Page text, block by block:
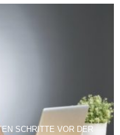
SCHRITTE VOR DER